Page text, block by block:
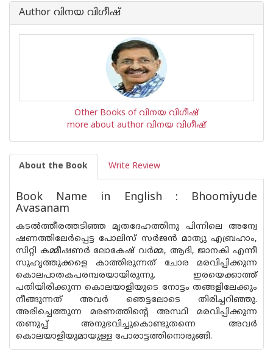
Author വിനയ വിഗീഷ്
Other Books of വിനയ വിഗീഷ്
more about author വിനയ വിഗീഷ്
About the Book Write Review
Book Name in English : Bhoomiyude
Avasanam
കടൽത്തീരത്തടിഞ്ഞ മൃതദേഹത്തിനു പിന്നിലെ അന്വേ
ഷണത്തിലേർപ്പെട്ട പോലിസ് സർജൻ മാത്യു എബ്രഹാം,
സിറ്റി കമ്മീഷണർ ലോകേഷ് വർമ്മ, ആദി, ജാനകി എന്നീ
സുഹൃത്തുക്കളെ കാത്തിരുന്നത് ചോര മരവിപ്പിക്കുന്ന
കൊലപാതകപരമ്പരയായിരുന്നു. ഇരയെക്കാത്ത്
പതിയിരിക്കുന്ന കൊലയാളിയുടെ നോട്ടം തങ്ങളിലേക്കും
നീങ്ങുന്നത് അവർ ഞെട്ടലോടെ തിരിച്ചറിഞ്ഞു.
അരിച്ചെത്തുന്ന മരണത്തിന്റെ അസ്ഥി മരവിപ്പിക്കുന്ന
തണുപ്പ് അനുഭവിച്ചുകൊണ്ടുതന്നെ അവർ
കൊലയാളിയുമായുള്ള പോരാട്ടത്തിനൊരുങ്ങി.